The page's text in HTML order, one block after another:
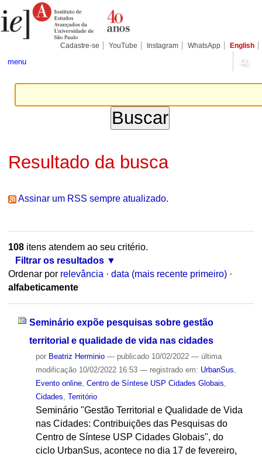
para
conteúdo.
Pessoais
Cadastre-se YouTube Instagram WhatsApp English
menu
Resultado da busca
Assinar um RSS sempre atualizado.
108itens atendem ao seu critério.
Filtrar os resultados
Ordenar por relevância · data (mais recente primeiro) ·
alfabeticamente
Seminário expõe pesquisas sobre gestão
territorial e qualidade de vida nas cidades
por Beatriz Herminio — publicado10/02/2022 — última
modificação10/02/2022 16:53 — registrado em: UrbanSus
Evento online, Centro de Síntese USP Cidades Globais
Cidades Território
Seminário "Gestão Territorial e Qualidade de Vida
nas Cidades: Contribuições das Pesquisas do
Centro de Síntese USP Cidades Globais", do
ciclo UrbanSus, acontece no dia 17 de fevereiro,